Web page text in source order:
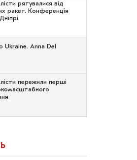
рятувалися від
ракет. Конференція
Ukraine. Anna Del
пережили перші